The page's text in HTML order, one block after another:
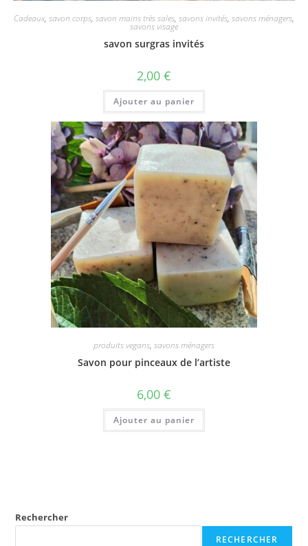
Cadeaux, savon corps, savon mains très sales, savons invités, savons ménagers,
savons visage
savon surgras invités
2,00 €
Ajouter au panier
produits vegans, savons ménagers
Savon pour pinceaux de l’artiste
6,00 €
Ajouter au panier
Rechercher
RECHERCHER